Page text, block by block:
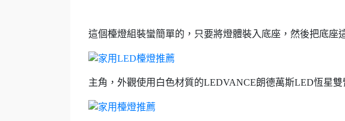
這個檯燈組裝蠻簡單的，只要將燈體裝入底座，然後把底座
主角，外觀使用白色材質的LEDVANCE朗德萬斯LED恆星雙